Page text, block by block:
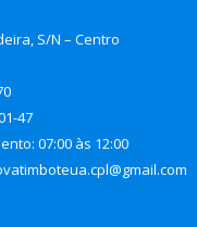
S/N – Centro
47
07:00 às 12:00
gmail.com